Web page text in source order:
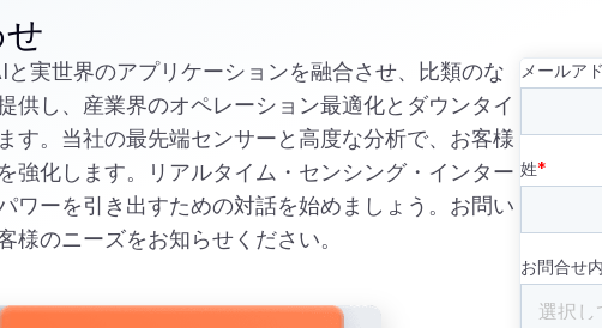
実世界のアプリケーションを融合させ、比類のな
供し、産業界のオペレーション最適化とダウンタイ
す。当社の最先端センサーと高度な分析で、お客様
強化します。リアルタイム・センシング・インター
ワーを引き出すための対話を始めましょう。お問い
様のニーズをお知らせください。